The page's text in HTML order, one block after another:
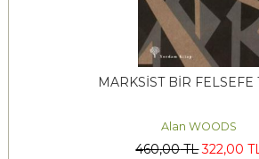
MARKSİST BİR FELSEFE
Alan WOODS
460,00TL 322,00